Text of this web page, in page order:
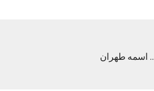
اسمه طهران